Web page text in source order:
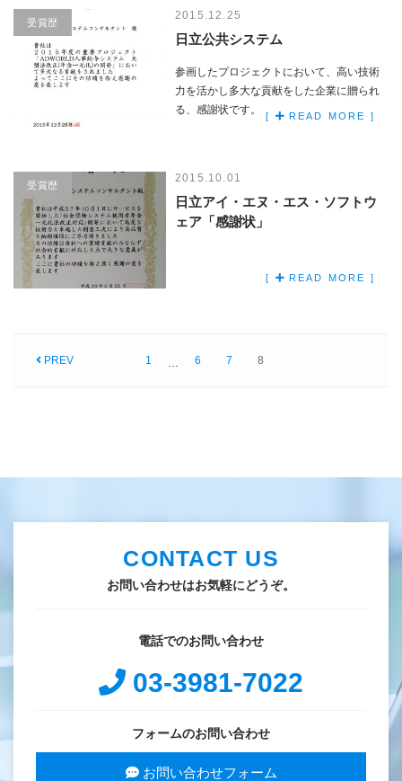
受賞歴
2015.12.25
日立公共システム
参画したプロジェクトにおいて、高い技術
力を活かし多大な貢献をした企業に贈られ
る、感謝状です。
[ READ MORE ]
受賞歴
2015.10.01
日立アイ・エヌ・エス・ソフトウ
ェア「感謝状」
[ READ MORE ]
PREV 1 … 6 7 8
CONTACT US
お問い合わせはお気軽にどうぞ。
電話でのお問い合わせ
03-3981-7022
フォームのお問い合わせ
お問い合わせフォーム